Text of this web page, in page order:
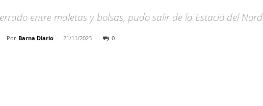
entre maletas y bolsas, pudo salir de la Estació del Nord
Por Barna Diario - 21/11/2023 0